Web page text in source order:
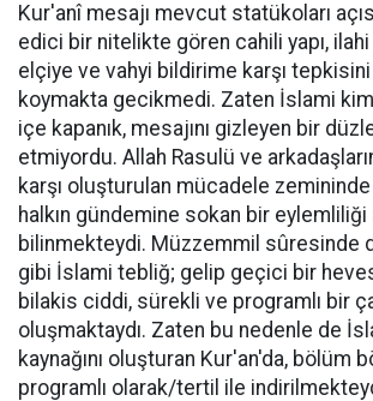
Kur'anî mesajı mevcut statükoları
edici bir nitelikte gören cahili yapı,
elçiye ve vahyi bildirime karşı
koymakta gecikmedi. Zaten İslami
içe kapanık, mesajını gizleyen bir
etmiyordu. Allah Rasulü ve
karşı oluşturulan mücadele zemininde
halkın gündemine sokan bir eylemliliği
bilinmekteydi. Müzzemmil sûresinde
gibi İslami tebliğ; gelip geçici bir
bilakis ciddi, sürekli ve programlı bir
oluşmaktaydı. Zaten bu nedenle de
kaynağını oluşturan Kur'an'da, bölüm
programlı olarak/tertil ile